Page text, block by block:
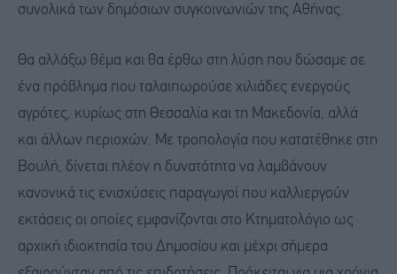
συνολικά των δημόσιων συγκοινωνιών της Αθήνας.
Θα αλλάξω θέμα και θα έρθω στη λύση που δώσαμε σε
ένα πρόβλημα που ταλαιπωρούσε χιλιάδες ενεργούς
αγρότες, κυρίως στη Θεσσαλία και τη Μακεδονία, αλλά
και άλλων περιοχών. Με τροπολογία που κατατέθηκε στη
Βουλή, δίνεται πλέον η δυνατότητα να λαμβάνουν
κανονικά τις ενισχύσεις παραγωγοί που καλλιεργούν
εκτάσεις οι οποίες εμφανίζονται στο Κτηματολόγιο ως
αρχική ιδιοκτησία του Δημοσίου και μέχρι σήμερα